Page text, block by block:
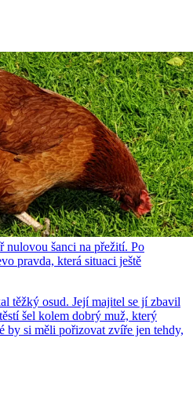
nulovou šanci na přežití. Po
pravda, která situaci ještě
těžký osud. Její majitel se jí zbavil
šel kolem dobrý muž, který
by si měli pořizovat zvíře jen tehdy,